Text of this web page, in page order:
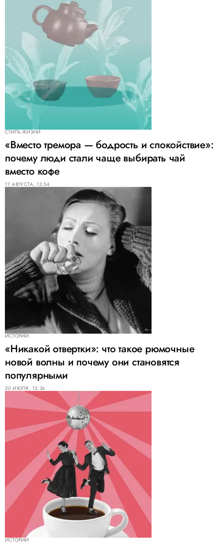
СТИЛЬ ЖИЗНИ
«Вместо тремора — бодрость и спокойствие»:
почему люди стали чаще выбирать чай
вместо кофе
17 АВГУСТА, 13:54
ИСТОРИИ
«Никакой отвертки»: что такое рюмочные
новой волны и почему они становятся
популярными
20 ИЮЛЯ, 12:36
ИСТОРИИ